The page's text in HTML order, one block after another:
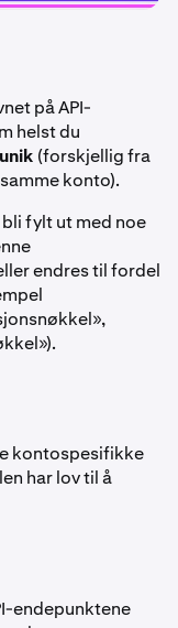
på API-
helst du
unik (forskjellig fra
konto).
fylt ut med noe
endres til fordel
kontospesifikke
har lov til å
endepunktene